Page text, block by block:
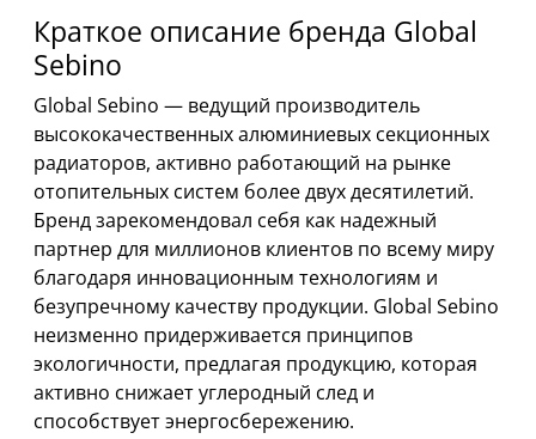
Краткое описание бренда Global
Sebino
Global Sebino — ведущий производитель
высококачественных алюминиевых секционных
радиаторов, активно работающий на рынке
отопительных систем более двух десятилетий.
Бренд зарекомендовал себя как надежный
партнер для миллионов клиентов по всему миру
благодаря инновационным технологиям и
безупречному качеству продукции. Global Sebino
неизменно придерживается принципов
экологичности, предлагая продукцию, которая
активно снижает углеродный след и
способствует энергосбережению.